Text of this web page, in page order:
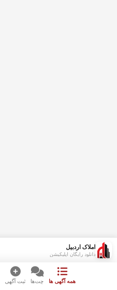
املاک اردبیل
دانلود رایگان اپلیکیشن
همه آگهی ها چت‌ها ثبت آگهی